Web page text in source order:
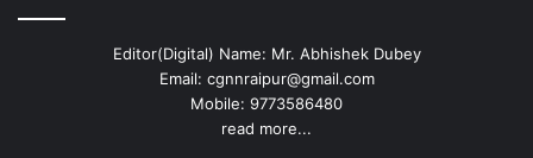
Editor(Digital) Name: Mr. Abhishek Dubey
Email: cgnnraipur@gmail.com
Mobile: 9773586480
read more...